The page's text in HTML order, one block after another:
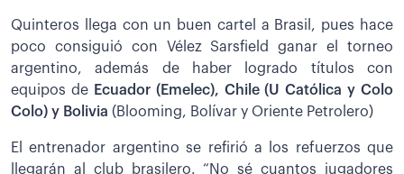
Quinteros llega con un buen cartel a Brasil, pues hace
poco consiguió con Vélez Sarsfield ganar el torneo
argentino, además de haber logrado títulos con
equipos de Ecuador (Emelec), Chile (U Católica y Colo
Colo) y Bolivia (Blooming, Bolívar y Oriente Petrolero)
El entrenador argentino se refirió a los refuerzos que
llegarán al club brasilero. “No sé cuantos jugadores